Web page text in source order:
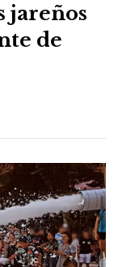
jareños
de